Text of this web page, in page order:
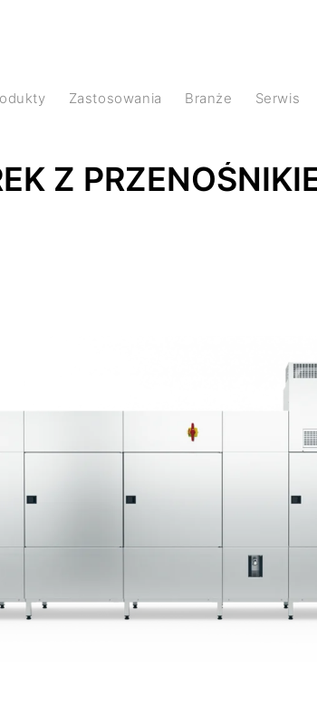
Zastosowania Branże Serwis
Z